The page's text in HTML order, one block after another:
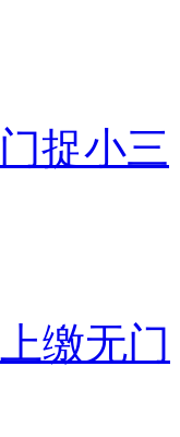
捉小三
缴无门